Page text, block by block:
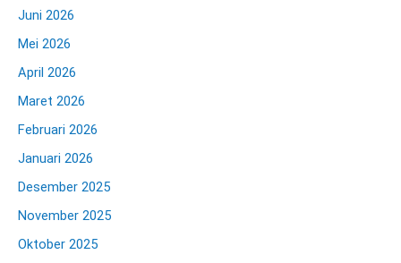
Juni 2026
Mei 2026
April 2026
Maret 2026
Februari 2026
Januari 2026
Desember 2025
November 2025
Oktober 2025